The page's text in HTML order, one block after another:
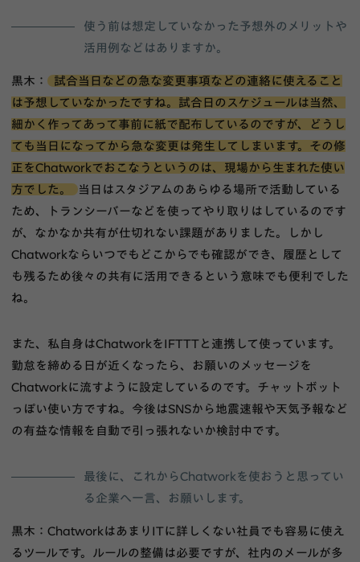
使う前は想定していなかった予想外のメリットや
活用例などはありますか。
黒木：
試合当日などの急な変更事項などの連絡に使えること
は予想していなかったですね。試合日のスケジュールは当然、
細かく作ってあって事前に紙で配布しているのですが、どうし
ても当日になってから急な変更は発生してしまいます。その修
正をChatworkでおこなうというのは、現場から生まれた使い
方でした。
当日はスタジアムのあらゆる場所で活動している
ため、トランシーバーなどを使ってやり取りはしているのです
が、なかなか共有が仕切れない課題がありました。しかし
Chatworkならいつでもどこからでも確認ができ、履歴として
も残るため後々の共有に活用できるという意味でも便利でした
ね。
また、私自身はChatworkをIFTTTと連携して使っています。
勤怠を締める日が近くなったら、お願いのメッセージを
Chatworkに流すように設定しているのです。チャットボット
っぽい使い方ですね。今後はSNSから地震速報や天気予報など
の有益な情報を自動で引っ張れないか検討中です。
最後に、これからChatworkを使おうと思ってい
る企業へ一言、お願いします。
黒木：ChatworkはあまりITに詳しくない社員でも容易に使え
るツールです。ルールの整備は必要ですが、社内のメールが多